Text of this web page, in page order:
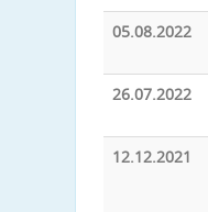
05.08.2022
26.07.2022
12.12.2021